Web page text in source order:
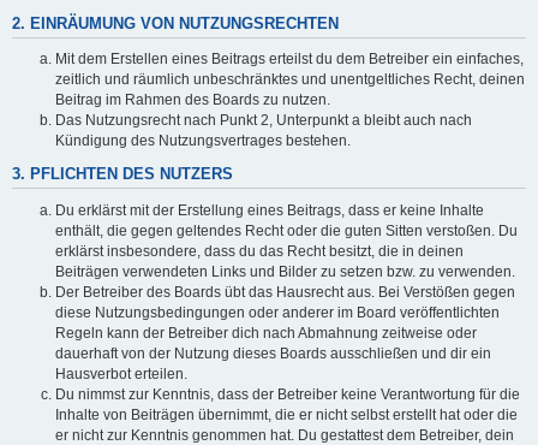
2. EINRÄUMUNG VON NUTZUNGSRECHTEN
Mit dem Erstellen eines Beitrags erteilst du dem Betreiber ein einfaches,
zeitlich und räumlich unbeschränktes und unentgeltliches Recht, deinen
Beitrag im Rahmen des Boards zu nutzen.
Das Nutzungsrecht nach Punkt 2, Unterpunkt a bleibt auch nach
Kündigung des Nutzungsvertrages bestehen.
3. PFLICHTEN DES NUTZERS
Du erklärst mit der Erstellung eines Beitrags, dass er keine Inhalte
enthält, die gegen geltendes Recht oder die guten Sitten verstoßen. Du
erklärst insbesondere, dass du das Recht besitzt, die in deinen
Beiträgen verwendeten Links und Bilder zu setzen bzw. zu verwenden.
Der Betreiber des Boards übt das Hausrecht aus. Bei Verstößen gegen
diese Nutzungsbedingungen oder anderer im Board veröffentlichten
Regeln kann der Betreiber dich nach Abmahnung zeitweise oder
dauerhaft von der Nutzung dieses Boards ausschließen und dir ein
Hausverbot erteilen.
Du nimmst zur Kenntnis, dass der Betreiber keine Verantwortung für die
Inhalte von Beiträgen übernimmt, die er nicht selbst erstellt hat oder die
er nicht zur Kenntnis genommen hat. Du gestattest dem Betreiber, dein